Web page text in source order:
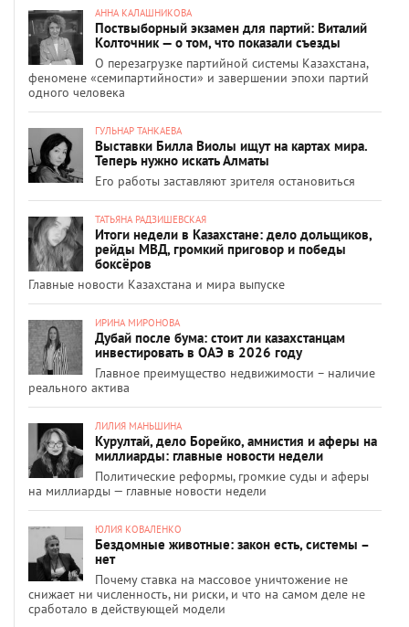
АННА КАЛАШНИКОВА
Поствыборный экзамен для партий: Виталий
Колточник — о том, что показали съезды
О перезагрузке партийной системы Казахстана,
феномене «семипартийности» и завершении эпохи партий
одного человека
ГУЛЬНАР ТАНКАЕВА
Выставки Билла Виолы ищут на картах мира.
Теперь нужно искать Алматы
Его работы заставляют зрителя остановиться
ТАТЬЯНА РАДЗИШЕВСКАЯ
Итоги недели в Казахстане: дело дольщиков,
рейды МВД, громкий приговор и победы
боксёров
Главные новости Казахстана и мира выпуске
ИРИНА МИРОНОВА
Дубай после бума: стоит ли казахстанцам
инвестировать в ОАЭ в 2026 году
Главное преимущество недвижимости – наличие
реального актива
ЛИЛИЯ МАНЬШИНА
Курултай, дело Борейко, амнистия и аферы на
миллиарды: главные новости недели
Политические реформы, громкие суды и аферы
на миллиарды — главные новости недели
ЮЛИЯ КОВАЛЕНКО
Бездомные животные: закон есть, системы –
нет
Почему ставка на массовое уничтожение не
снижает ни численность, ни риски, и что на самом деле не
сработало в действующей модели